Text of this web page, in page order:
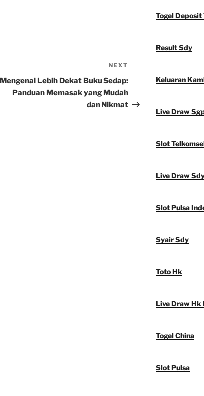
Post
NEXT
Mengenal Lebih Dekat Buku Sedap:
Panduan Memasak yang Mudah
dan Nikmat
Togel Deposit
Result Sdy
Keluaran
Live Draw
Slot
Live Draw Sdy
Slot Pulsa
Syair Sdy
Toto Hk
Live Draw Hk
Togel China
Slot Pulsa